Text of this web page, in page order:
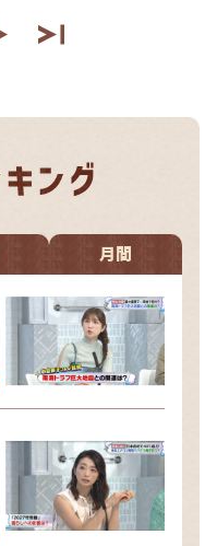
月間